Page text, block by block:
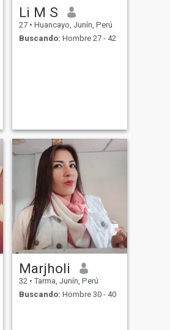
Li M S
27 • Huancayo, Junín, Perú
Buscando: Hombre 27 - 42
Marjholi
32 • Tarma, Junín, Perú
Buscando: Hombre 30 - 40